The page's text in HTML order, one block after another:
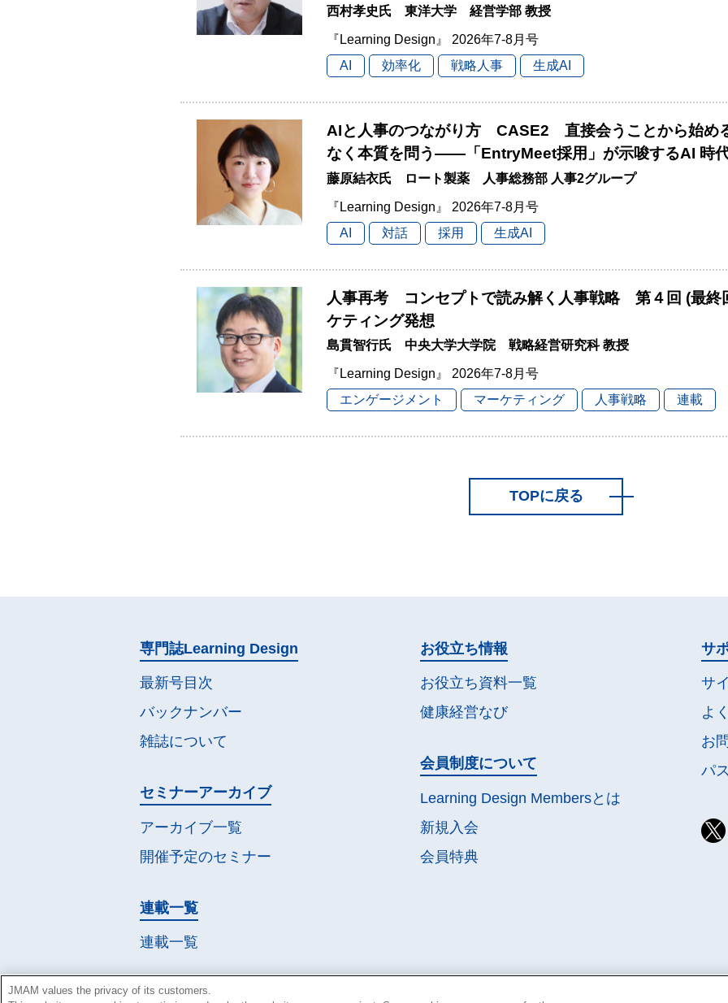
西村孝史氏 東洋大学 経営学部 教授
『Learning Design』 2026年7-8月号
AI
効率化 戦略人事 生成AI
AIと人事のつながり方 CASE2 直接会うことから始め
なく本質を問う――「EntryMeet採用」が示唆するAI 時
藤原結衣氏 ロート製薬 人事総務部 人事2グループ
『Learning Design』 2026年7-8月号
AI
対話 採用 生成AI
人事再考 コンセプトで読み解く人事戦略 第４回 (最
ケティング発想
島貫智行氏 中央大学大学院 戦略経営研究科 教授
『Learning Design』 2026年7-8月号
エンゲージメント
マーケティング 人事戦略 連載
TOPに戻る
専門誌Learning Design
最新号目次
バックナンバー
雑誌について
セミナーアーカイブ
アーカイブ一覧
開催予定のセミナー
連載一覧
連載一覧
お役立ち情報
お役立ち資料一覧
健康経営なび
会員制度について
Learning Design Membersとは
新規入会
会員特典
サ
サ
よ
お
パ
JMAM values the privacy of its customers.